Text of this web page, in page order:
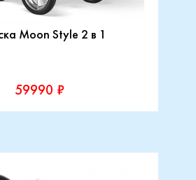
Moon Style 2 в 1
59990 ₽